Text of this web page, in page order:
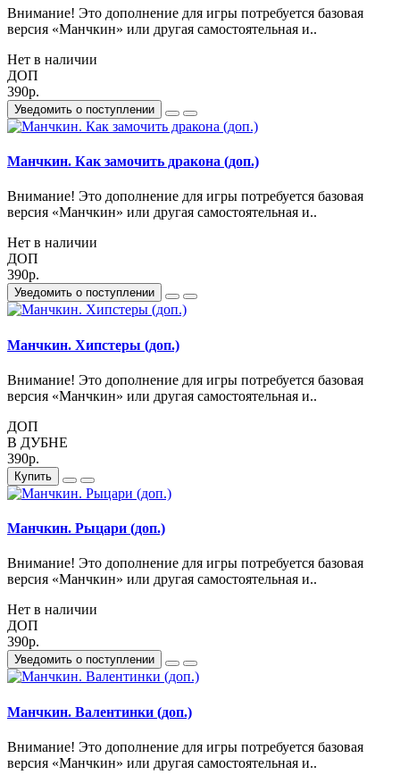
Внимание! Это дополнение для игры потребуется базовая
версия «Манчкин» или другая самостоятельная и..
Нет в наличии
ДОП
390р.
Уведомить о поступлении
Манчкин. Как замочить дракона (доп.)
Внимание! Это дополнение для игры потребуется базовая
версия «Манчкин» или другая самостоятельная и..
Нет в наличии
ДОП
390р.
Уведомить о поступлении
Манчкин. Хипстеры (доп.)
Внимание! Это дополнение для игры потребуется базовая
версия «Манчкин» или другая самостоятельная и..
ДОП
В ДУБНЕ
390р.
Купить
Манчкин. Рыцари (доп.)
Внимание! Это дополнение для игры потребуется базовая
версия «Манчкин» или другая самостоятельная и..
Нет в наличии
ДОП
390р.
Уведомить о поступлении
Манчкин. Валентинки (доп.)
Внимание! Это дополнение для игры потребуется базовая
версия «Манчкин» или другая самостоятельная и..